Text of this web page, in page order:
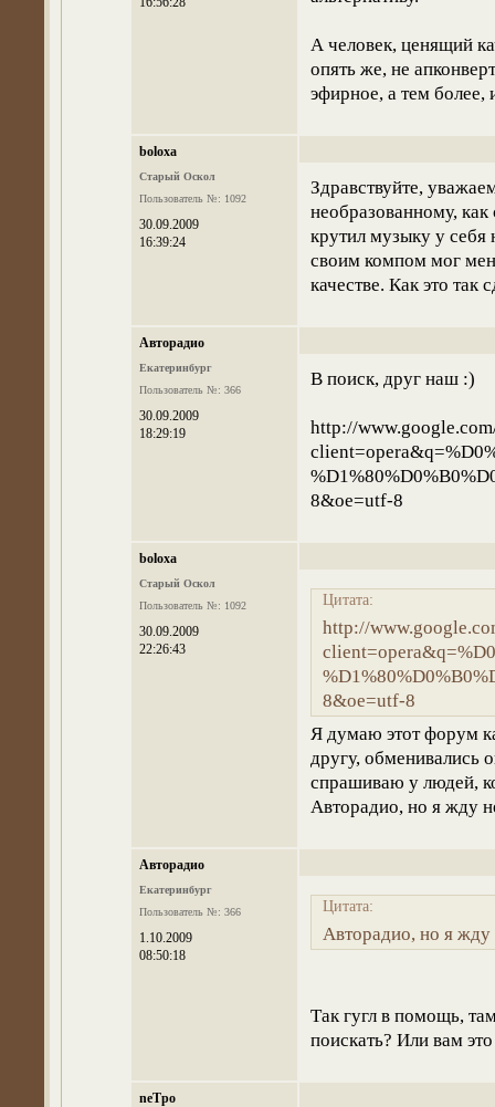
А человек, ценящий
опять же, не
эфирное, а тем более,
boloxa
Старый Оскол
Пользователь №: 1092
30.09.2009
16:39:24
Здравствуйте,
необразованному,
крутил музыку у себя
своим компом мог
качестве. Как это так
Авторадио
Екатеринбург
Пользователь №: 366
30.09.2009
18:29:19
В поиск, друг наш :)
http://
8&oe=utf-8
boloxa
Старый Оскол
Пользователь №: 1092
30.09.2009
22:26:43
Цитата:
http://
8&oe=utf-8
Я думаю этот форум
другу, обменивались
спрашиваю у людей,
Авторадио, но я жду
Авторадио
Екатеринбург
Пользователь №: 366
1.10.2009
08:50:18
Цитата:
Авторадио, но я жду
Так гугл в помощь,
поискать? Или вам
neTpo